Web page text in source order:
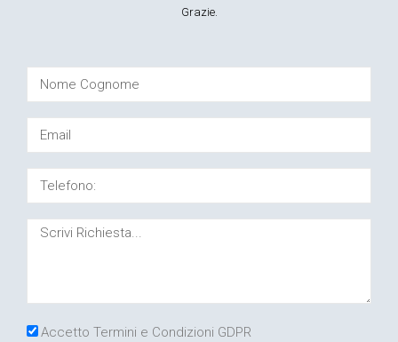
Grazie.
Accetto Termini e Condizioni GDPR